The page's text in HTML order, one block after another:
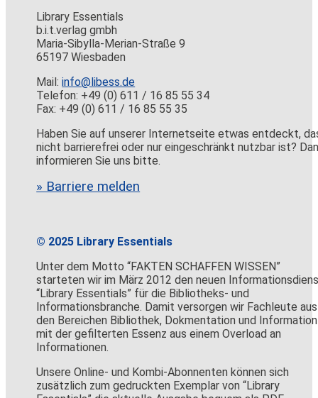
Library Essentials
b.i.t.verlag gmbh
Maria-Sibylla-Merian-Straße 9
65197 Wiesbaden
Mail:info@libess.de
Telefon: +49 (0) 611 / 16 85 55 34
Fax: +49 (0) 611 / 16 85 55 35
Haben Sie auf unserer Internetseite etwas entdeckt,
nicht barrierefrei oder nur eingeschränkt nutzbar ist?
informieren Sie uns bitte.
» Barriere melden
© 2025 Library Essentials
Unter dem Motto “FAKTEN SCHAFFEN WISSEN”
starteten wir im März 2012 den neuen
“Library Essentials” für die Bibliotheks- und
Informationsbranche. Damit versorgen wir Fachleute aus
den Bereichen Bibliothek, Dokmentation und Information
mit der gefilterten Essenz aus einem Overload an
Informationen.
Unsere Online- und Kombi-Abonnenten können sich
zusätzlich zum gedruckten Exemplar von “Library